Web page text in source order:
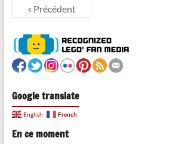
« Précédent
Google translate
English French
En ce moment